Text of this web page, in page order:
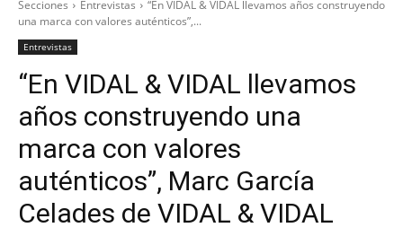
Secciones Entrevistas
“En VIDAL & VIDAL llevamos años construyendo
una marca con valores auténticos”,...
Entrevistas
“En VIDAL & VIDAL llevamos
años construyendo una
marca con valores
auténticos”, Marc García
Celades de VIDAL & VIDAL